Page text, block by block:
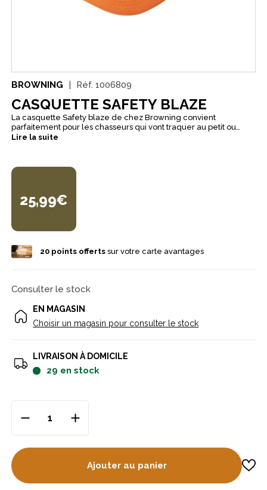
BROWNING Réf. 1006809
CASQUETTE SAFETY BLAZE
La casquette Safety blaze de chez Browning convient
parfaitement pour les chasseurs qui vont traquer au petit ou
grand gibier. La casquette Safety blaze renforce la sécurité
retrouve sur le devant le logo Browning en couleur noir.
Lire la suite
25,99€
20points offertssur votre carte avantages
Consulter le stock
EN MAGASIN
Choisir un magasin pour consulter le stock
LIVRAISON À DOMICILE
29 en stock
Ajouter au panier